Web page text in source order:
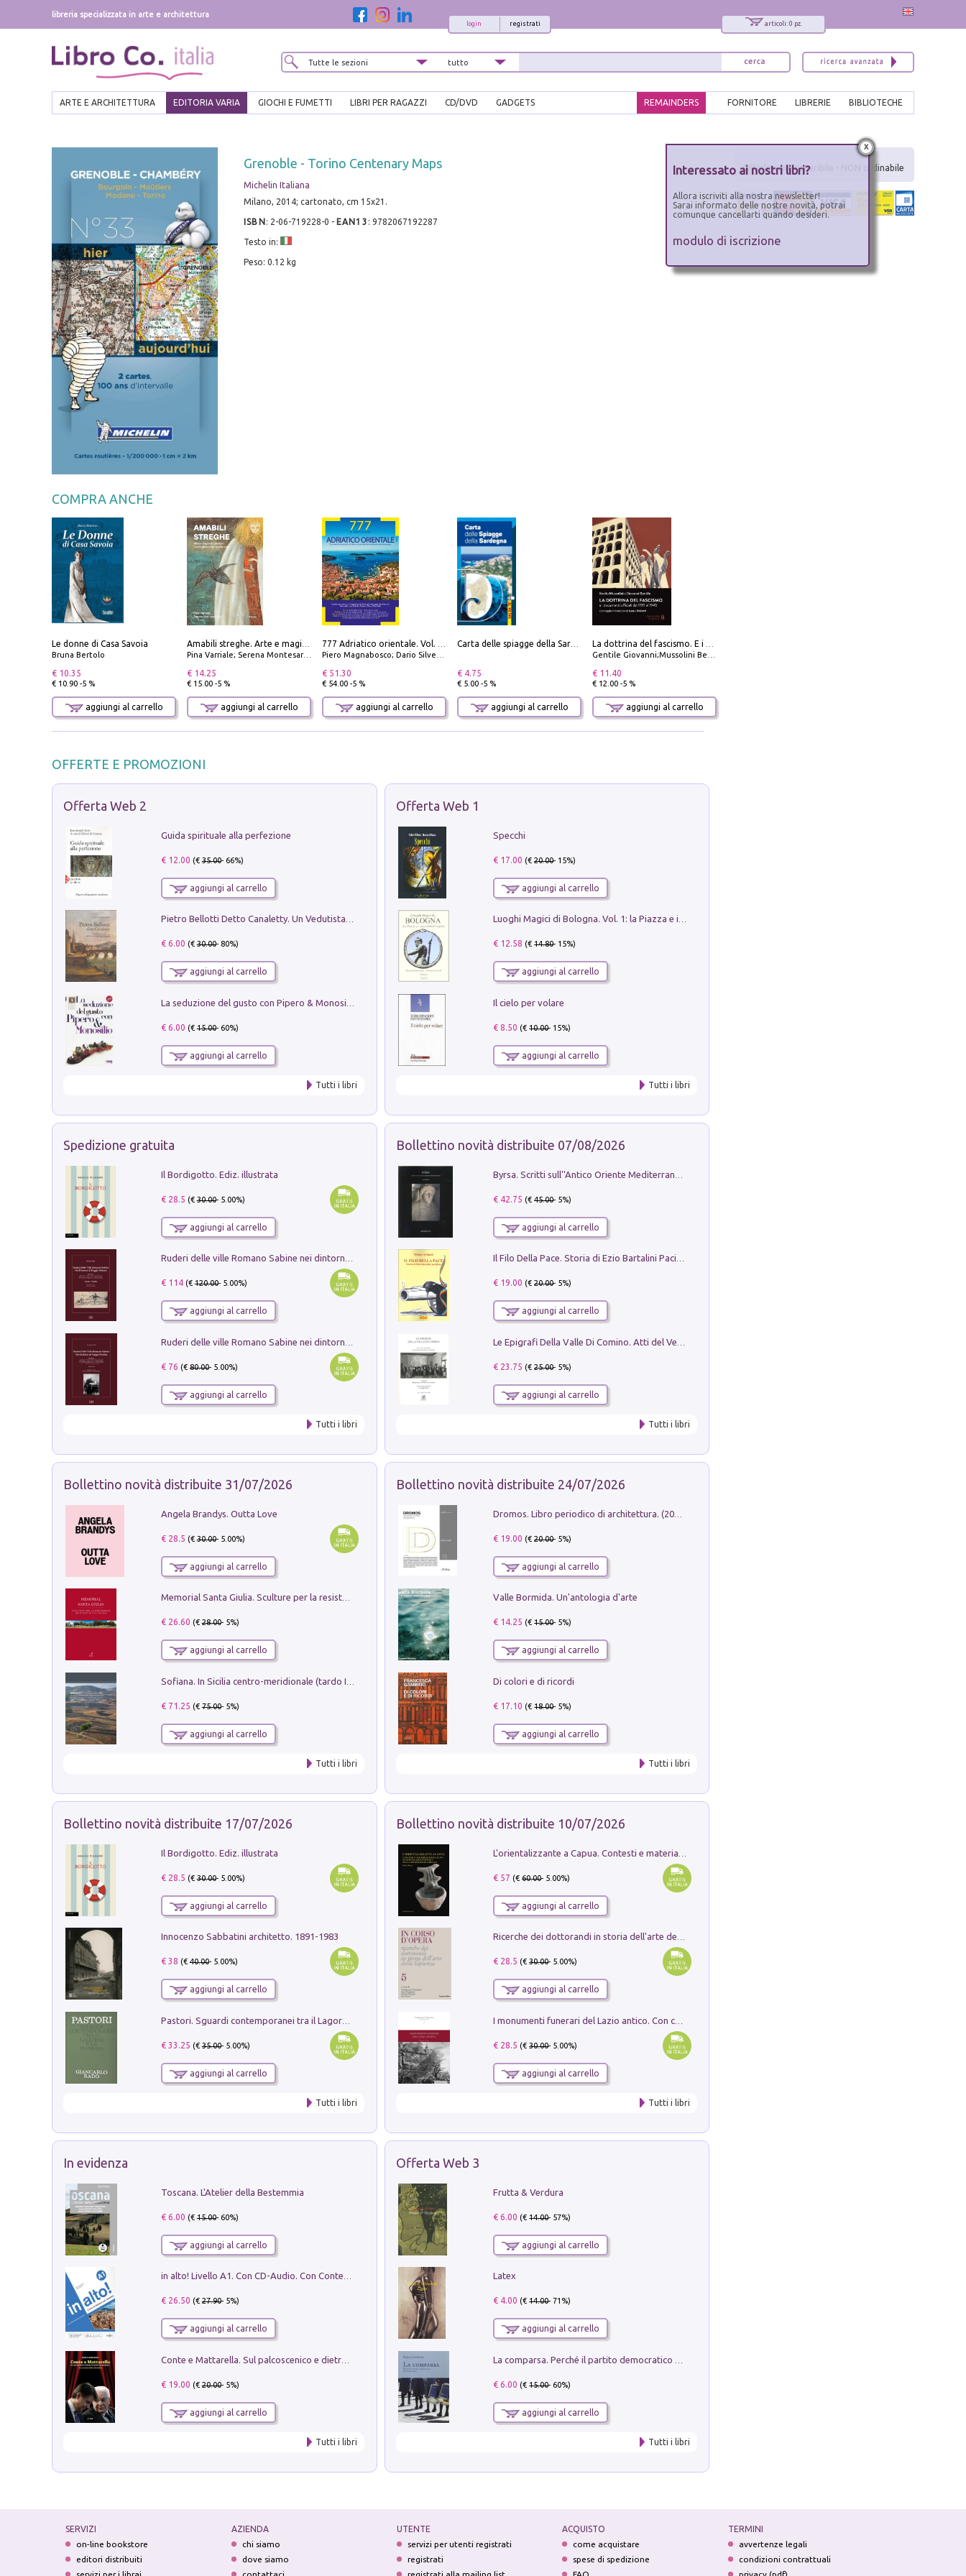
libreria specializzata in arte e architettura
articoli: 0 pz.
registrati
login
ARTE E ARCHITETTURA EDITORIA VARIA GIOCHI E FUMETTI LIBRI PER RAGAZZI CD/DVD GADGETS BIBLIOTECHE
LIBRERIE
FORNITORE
REMAINDERS
Grenoble - Torino Centenary Maps
Michelin Italiana
Milano, 2014; cartonato, cm 15x21.
ISBN : 2-06-719228-0 - EAN13 : 9782067192287
Testo in:
Peso: 0.12 kg
COMPRA ANCHE
Le donne di Casa Savoia
Bruna Bertolo
€ 10.35
€ 10.90 -5 %
aggiungi al carrello
Amabili streghe. Arte e magie di Leonora Carrington e Remedios Varo
Pina Varriale; Serena Montesarchio
€ 14.25
€ 15.00 -5 %
aggiungi al carrello
777 Adriatico orientale. Vol. 2: Costa della Dalmazia da Zara a Molunat, Isole della Dalmazia Meridionale e Montenegro
Piero Magnabosco; Dario Silvestro; Marco Sbrizzi
€ 51.30
€ 54.00 -5 %
aggiungi al carrello
Carta delle spiagge della Sardegna. Con custodia
€ 4.75
€ 5.00 -5 %
aggiungi al carrello
La dottrina del fascismo. E i documenti ufficiali dal 1919 al 1945
Gentile Giovanni;Mussolini Benito
€ 11.40
€ 12.00 -5 %
aggiungi al carrello
OFFERTE E PROMOZIONI
Offerta Web 2
Guida spirituale alla perfezione
€ 12.00 (€35.00- 66%)
aggiungi al carrello
Pietro Bellotti Detto Canaletty. Un Vedutista Veneziano nella Francia dell'Ancien Régime
€ 6.00 (€30.00- 80%)
aggiungi al carrello
€ 6.00 (€15.00- 60%)
aggiungi al carrello
Tutti i libri
Offerta Web 1
Specchi
€ 17.00 (€20.00- 15%)
aggiungi al carrello
Luoghi Magici di Bologna. Vol. 1: la Piazza e i Suoi Simboli Segreti
€ 12.58 (€14.80- 15%)
aggiungi al carrello
Il cielo per volare
€ 8.50 (€10.00- 15%)
aggiungi al carrello
Tutti i libri
Spedizione gratuita
Il Bordigotto. Ediz. illustrata
€ 28.5 (€30.00- 5.00%)
aggiungi al carrello
Ruderi delle ville Romano Sabine nei dintorni di Poggio Mirteto. Illustrati dal dott.re prof.re cav.re Ercole Nardi regio ispettore degli scavi e monumenti. Anno 1885. Tavole e studio. Con 25 tavole fuori testo in cartella editoriale
€ 114(€120.00- 5.00%)
aggiungi al carrello
€ 76 (€80.00- 5.00%)
aggiungi al carrello
Tutti i libri
Bollettino novità distribuite 07/08/2026
€ 42.75 (€45.00- 5%)
aggiungi al carrello
Il Filo Della Pace. Storia di Ezio Bartalini Pacifista
€ 19.00 (€20.00- 5%)
aggiungi al carrello
€ 23.75 (€25.00- 5%)
aggiungi al carrello
Tutti i libri
Bollettino novità distribuite 31/07/2026
Angela Brandys. Outta Love
€ 28.5 (€30.00- 5.00%)
aggiungi al carrello
Memorial Santa Giulia. Sculture per la resistenza Monchio di Palagano
€ 26.60 (€28.00- 5%)
aggiungi al carrello
€ 71.25 (€75.00- 5%)
aggiungi al carrello
Tutti i libri
Bollettino novità distribuite 24/07/2026
€ 19.00 (€20.00- 5%)
aggiungi al carrello
Valle Bormida. Un'antologia d'arte
€ 14.25 (€15.00- 5%)
aggiungi al carrello
Di colori e di ricordi
€ 17.10 (€18.00- 5%)
aggiungi al carrello
Tutti i libri
Bollettino novità distribuite 17/07/2026
Il Bordigotto. Ediz. illustrata
€ 28.5 (€30.00- 5.00%)
aggiungi al carrello
Innocenzo Sabbatini architetto. 1891-1983
€ 38 (€40.00- 5.00%)
aggiungi al carrello
Pastori. Sguardi contemporanei tra il Lagorai e la pianura. Ediz. illustrata
€ 33.25 (€35.00- 5.00%)
aggiungi al carrello
Tutti i libri
Bollettino novità distribuite 10/07/2026
€ 57 (€60.00- 5.00%)
aggiungi al carrello
Ricerche dei dottorandi in storia dell'arte della Sapienza
€ 28.5 (€30.00- 5.00%)
aggiungi al carrello
€ 28.5 (€30.00- 5.00%)
aggiungi al carrello
Tutti i libri
In evidenza
Toscana. L'Atelier della Bestemmia
€ 6.00 (€15.00- 60%)
aggiungi al carrello
in alto! Livello A1. Con CD-Audio. Con Contenuto digitale per accesso on line
€ 26.50 (€27.90- 5%)
aggiungi al carrello
Conte e Mattarella. Sul palcoscenico e dietro le quinte del Quirinale. Un racconto sulle istituzioni
€ 19.00 (€20.00- 5%)
aggiungi al carrello
Tutti i libri
Offerta Web 3
Frutta & Verdura
€ 6.00 (€14.00- 57%)
aggiungi al carrello
Latex
€ 4.00 (€14.00- 71%)
aggiungi al carrello
€ 6.00 (€15.00- 60%)
aggiungi al carrello
Tutti i libri
difficilmente reperibile - NON ordinabile
SERVIZI
on-line bookstore
editori distribuiti
servizi per i librai
AZIENDA
chi siamo
dove siamo
contattaci
UTENTE
servizi per utenti registrati
registrati
registrati alla mailing list
ACQUISTO
come acquistare
spese di spedizione
FAQ
TERMINI
avvertenze legali
condizioni contrattuali
privacy (pdf)
x
Interessato ai nostri libri?
Allora iscriviti alla nostra newsletter!
Sarai informato delle nostre novità, potrai
comunque cancellarti quando desideri.
modulo di iscrizione